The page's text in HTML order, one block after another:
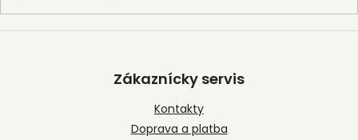
Z
Zákaznícky servis
Kontakty
Doprava a platba